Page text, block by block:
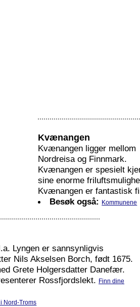
Kvænangen
Kvænangen ligger mellom
Nordreisa og Finnmark.
Kvænangen er spesielt
sine enorme
Kvænangen er fantastisk
Besøk også: Kommunene
Lyngen er sannsynligvis
Nils Akselsen Borch, født 1675.
Grete Holgersdatter Danefær.
Rossfjordslekt. Finn dine
Nord-Troms